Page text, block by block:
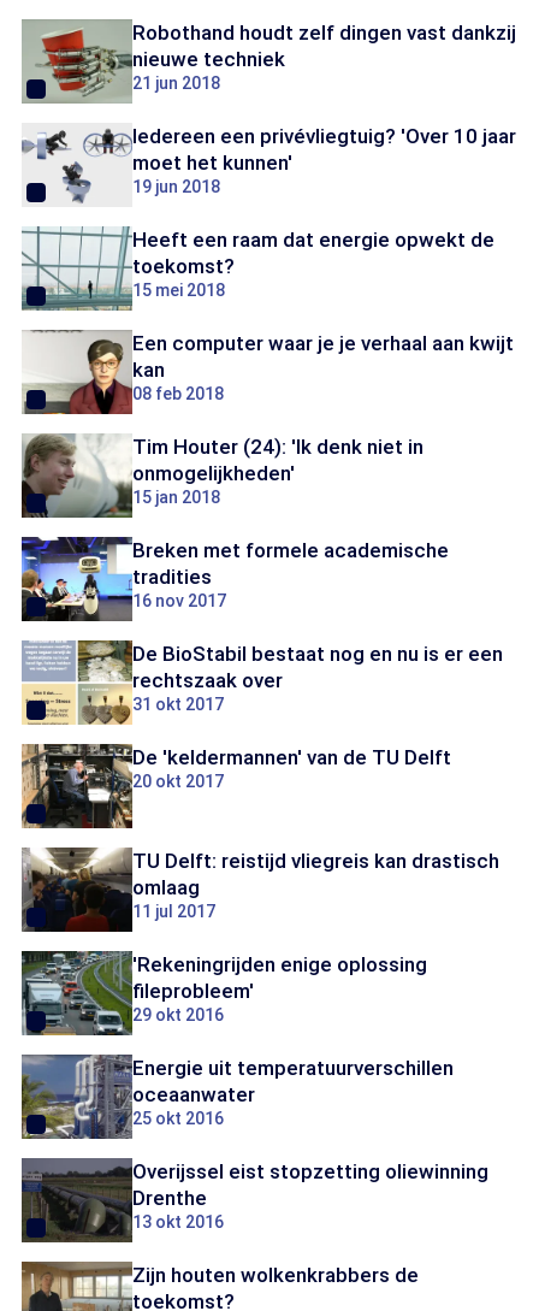
Robothand houdt zelf dingen vast dankzij
nieuwe techniek
21 jun 2018
Iedereen een privévliegtuig? 'Over 10 jaar
moet het kunnen'
19 jun 2018
Heeft een raam dat energie opwekt de
toekomst?
15 mei 2018
Een computer waar je je verhaal aan kwijt
kan
08 feb 2018
Tim Houter (24): 'Ik denk niet in
onmogelijkheden'
15 jan 2018
Breken met formele academische
tradities
16 nov 2017
De BioStabil bestaat nog en nu is er een
rechtszaak over
31 okt 2017
De 'keldermannen' van de TU Delft
20 okt 2017
TU Delft: reistijd vliegreis kan drastisch
omlaag
11 jul 2017
'Rekeningrijden enige oplossing
fileprobleem'
29 okt 2016
Energie uit temperatuurverschillen
oceaanwater
25 okt 2016
Overijssel eist stopzetting oliewinning
Drenthe
13 okt 2016
Zijn houten wolkenkrabbers de
toekomst?